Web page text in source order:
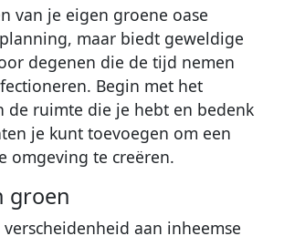
van je eigen groene oase
maar biedt geweldige
degenen die de tijd nemen
Begin met het
de ruimte die je hebt en bedenk
je kunt toevoegen om een
omgeving te creëren.
groen
aan inheemse